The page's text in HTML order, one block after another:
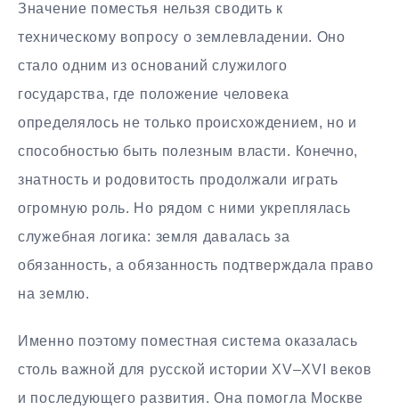
Значение поместья нельзя сводить к
техническому вопросу о землевладении. Оно
стало одним из оснований служилого
государства, где положение человека
определялось не только происхождением, но и
способностью быть полезным власти. Конечно,
знатность и родовитость продолжали играть
огромную роль. Но рядом с ними укреплялась
служебная логика: земля давалась за
обязанность, а обязанность подтверждала право
на землю.
Именно поэтому поместная система оказалась
столь важной для русской истории XV–XVI веков
и последующего развития. Она помогла Москве